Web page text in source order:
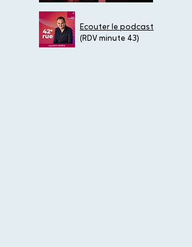
Ecouter le podcast
(RDV minute 43)